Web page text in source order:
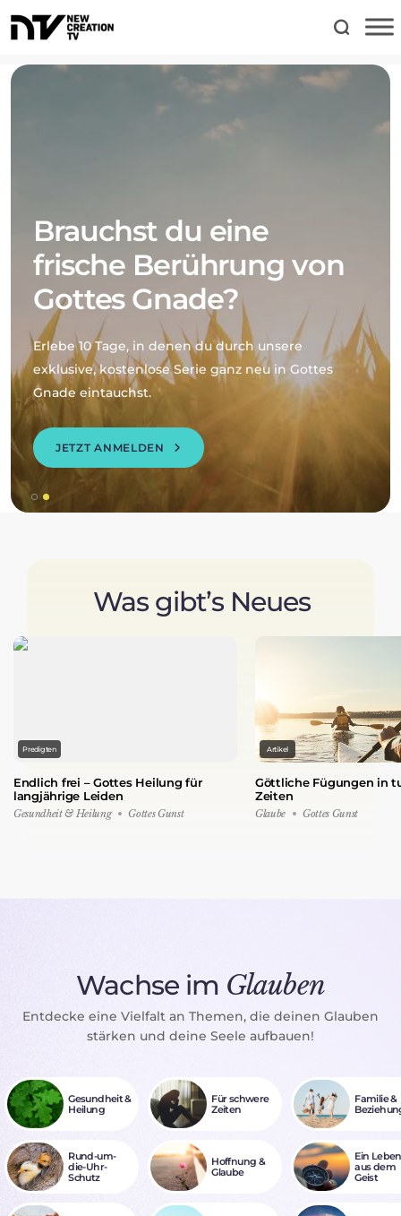
Brauchst du eine
frische Berührung von
Gottes Gnade?
Erlebe 10 Tage, in denen du durch unsere
exklusive, kostenlose Serie ganz neu in Gottes
Gnade eintauchst.
JETZT ANMELDEN
Was gibt’s Neues
Predigten
Endlich frei – Gottes Heilung für
langjährige Leiden
Gesundheit & Heilung Gottes Gunst
Artikel
Göttliche Fügungen in
Zeiten
Glaube Gottes Gunst
Wachse im Glauben
Entdecke eine Vielfalt an Themen, die deinen Glauben
stärken und deine Seele aufbauen!
Gesundheit &
Heilung
Rund-um-
die-Uhr-
Schutz
Für schwere
Zeiten
Hoffnung &
Glaube
Familie &
Ein Leben
aus dem
Geist